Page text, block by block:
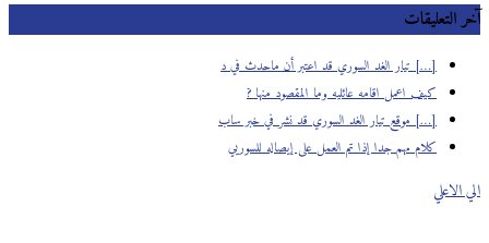
آخر التعليقات
[…] تيار الغد السوري قد اعتبر أن ماحدث في د
كيف اعمل اقامه عائليه وما المقصود منها ?
[…] موقع تيار الغد السوري قد نشر في خبر ساب
كلام مهم جدا إذا تم العمل على إيصاله للسوريي
الي الاعلي